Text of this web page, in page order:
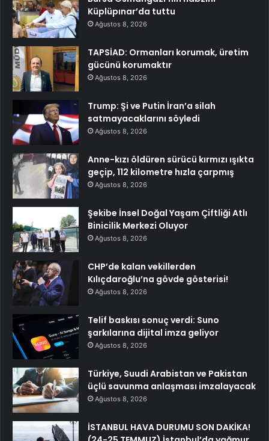
Küplüpınar’da tuttu
Ağustos 8, 2026
TAPSİAD: Ormanları korumak, üretim
gücünü korumaktır
Ağustos 8, 2026
Trump: Şi ve Putin İran’a silah
satmayacaklarını söyledi
Ağustos 8, 2026
Anne-kızı öldüren sürücü kırmızı ışıkta
geçip, 112 kilometre hızla çarpmış
Ağustos 8, 2026
Şekibe İnsel Doğal Yaşam Çiftliği Atlı
Binicilik Merkezi Oluyor
Ağustos 8, 2026
CHP’de kalan vekillerden
Kılıçdaroğlu’na gövde gösterisi!
Ağustos 8, 2026
Telif baskısı sonuç verdi: Suno
şarkılarına dijital imza geliyor
Ağustos 8, 2026
Türkiye, Suudi Arabistan ve Pakistan
üçlü savunma anlaşması imzalayacak
Ağustos 8, 2026
İSTANBUL HAVA DURUMU SON DAKİKA!